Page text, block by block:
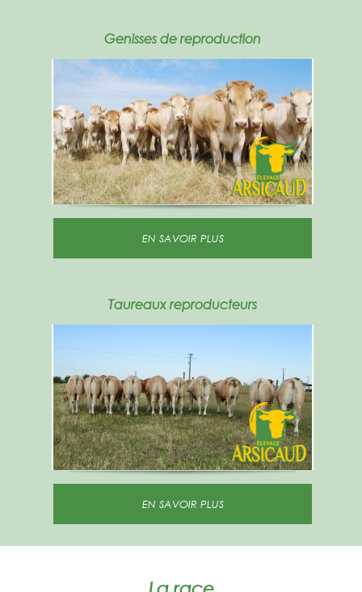
Genisses de reproduction
EN SAVOIR PLUS
Taureaux reproducteurs
EN SAVOIR PLUS